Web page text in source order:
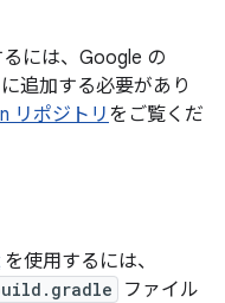
には、Google の
追加する必要があり
リポジトリをご覧くだ
を使用するには、
ファイル